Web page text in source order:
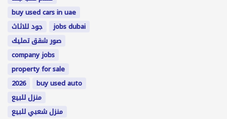
buy used cars in uae
جود للاثاث
jobs dubai
صور شقق تمليك
company jobs
property for sale
2026
buy used auto
منزل للبيع
منزل شعبي للبيع